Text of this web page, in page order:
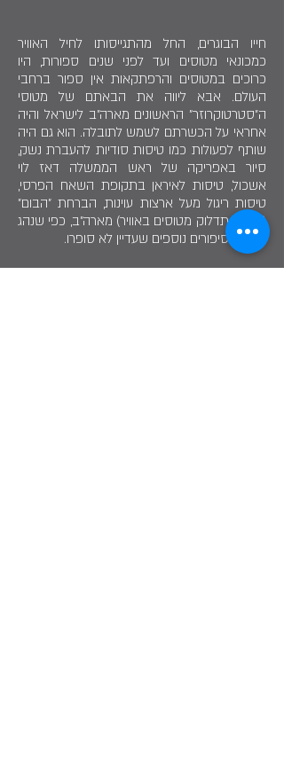
חייו הבוגרים, החל מהתגייסותו לחיל האוויר
כמכונאי מטוסים ועד לפני שנים ספורות, היו
כרוכים במטוסים והרפתקאות אין ספור ברחבי
העולם. אבא ליווה את הבאתם של מטוסי
ה"סטרטוקרוזר" הראשונים מארה"ב לישראל והיה
אחראי על הכשרתם לשמש לתובלה. הוא גם היה
שותף לפעולות כמו טיסות סודיות להעברת נשק,
סיור באפריקה של ראש הממשלה דאז לוי
אשכול, טיסות לאיראן בתקופת השאח הפרסי,
טיסות ריגול מעל ארצות עוינות, הברחת "הבום"
(אביזר תדלוק מטוסים באוויר) מארה"ב, כפי שנהג
לספר, וסיפורים נוספים שעדיין לא סופרו.